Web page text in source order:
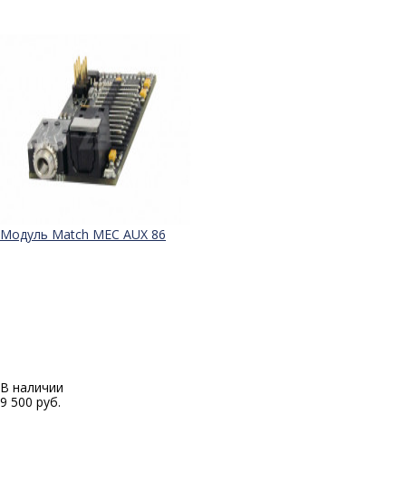
Модуль Match MEC AUX 86
В наличии
9 500 руб.